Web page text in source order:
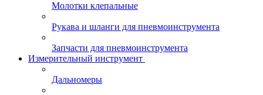
Молотки клепальные
Рукава и шланги для пневмоинструмента
Запчасти для пневмоинструмента
Измерительный инструмент
Дальномеры